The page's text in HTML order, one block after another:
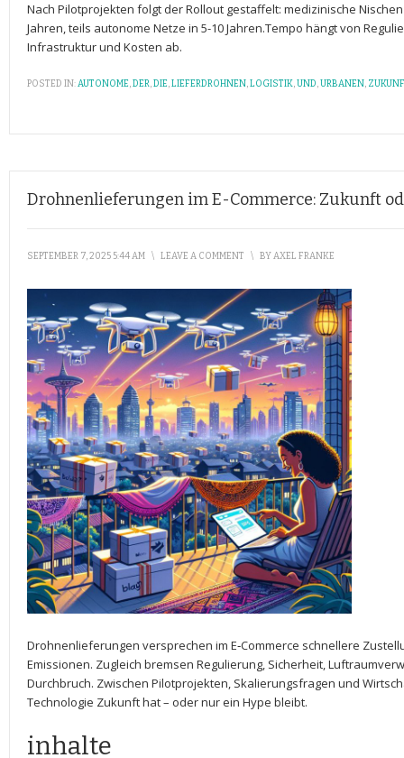
Nach Pilotprojekten ‌folgt ⁢der Rollout gestaffelt: medizinische
Jahren, teils autonome⁢ Netze ⁢in 5-10 ‌Jahren.Tempo hängt von
Infrastruktur‍ und Kosten ab.
POSTED IN:AUTONOME,DER,DIE,LIEFERDROHNEN,LOGISTIK,UND,URBANEN,
Drohnenlieferungen im E-Commerce: Zukunft
SEPTEMBER 7, 2025 5:44 AM \ LEAVE A COMMENT \ BYAXEL FRANKE
Drohnenlieferungen versprechen im E‑Commerce schnellere
Emissionen. Zugleich bremsen Regulierung, Sicherheit,
‌Durchbruch. Zwischen ‌Pilotprojekten, ⁤Skalierungsfragen und
Technologie Zukunft ⁣hat – oder nur ein Hype bleibt.
inhalte